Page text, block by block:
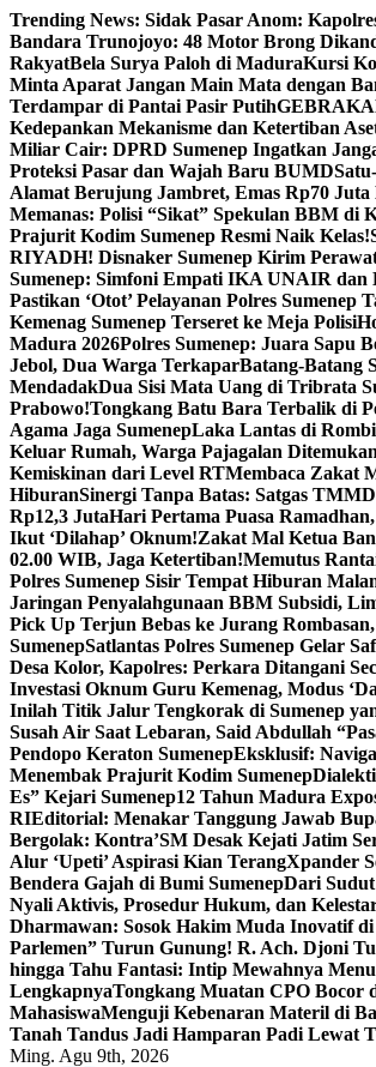
Skip
to
content
Trending News: Sidak Pasar Anom:
Bandara Trunojoyo: 48 Motor Brong
RakyatBela Surya Paloh di MaduraKursi
Minta Aparat Jangan Main Mata dengan
Terdampar di Pantai Pasir Putih
Kedepankan Mekanisme dan Ketertiban
Miliar Cair: DPRD Sumenep Ingatkan
Proteksi Pasar dan Wajah Baru BUMD
Alamat Berujung Jambret, Emas Rp70
Memanas: Polisi “Sikat” Spekulan BBM di
Prajurit Kodim Sumenep Resmi Naik Kelas!
RIYADH! Disnaker Sumenep Kirim
Sumenep: Simfoni Empati IKA UNAIR dan
Pastikan ‘Otot’ Pelayanan Polres Sumenep
Kemenag Sumenep Terseret ke Meja Polisi
Madura 2026Polres Sumenep: Juara Sapu
Jebol, Dua Warga TerkaparBatang-Batang
MendadakDua Sisi Mata Uang di Tribrata
Prabowo!Tongkang Batu Bara Terbalik di
Agama Jaga SumenepLaka Lantas di
Keluar Rumah, Warga Pajagalan
Kemiskinan dari Level RTMembaca Zakat
HiburanSinergi Tanpa Batas: Satgas
Rp12,3 JutaHari Pertama Puasa
Ikut ‘Dilahap’ Oknum!Zakat Mal Ketua
02.00 WIB, Jaga Ketertiban!Memutus
Polres Sumenep Sisir Tempat Hiburan
Jaringan Penyalahgunaan BBM Subsidi,
Pick Up Terjun Bebas ke Jurang
SumenepSatlantas Polres Sumenep Gelar
Desa Kolor, Kapolres: Perkara Ditangani
Investasi Oknum Guru Kemenag, Modus
Inilah Titik Jalur Tengkorak di Sumenep
Susah Air Saat Lebaran, Said Abdullah
Pendopo Keraton SumenepEksklusif:
Menembak Prajurit Kodim Sumenep
Es” Kejari Sumenep12 Tahun Madura
RIEditorial: Menakar Tanggung Jawab
Bergolak: Kontra’SM Desak Kejati Jatim
Alur ‘Upeti’ Aspirasi Kian TerangXpander
Bendera Gajah di Bumi SumenepDari Sudut
Nyali Aktivis, Prosedur Hukum, dan
Dharmawan: Sosok Hakim Muda Inovatif di
Parlemen” Turun Gunung! R. Ach. Djoni
hingga Tahu Fantasi: Intip Mewahnya
LengkapnyaTongkang Muatan CPO Bocor
MahasiswaMenguji Kebenaran Materil di
Tanah Tandus Jadi Hamparan Padi Lewat
Ming. Agu 9th, 2026